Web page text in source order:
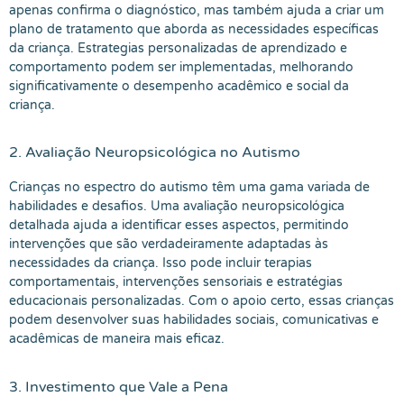
apenas confirma o diagnóstico, mas também ajuda a criar um
plano de tratamento que aborda as necessidades específicas
da criança. Estrategias personalizadas de aprendizado e
comportamento podem ser implementadas, melhorando
significativamente o desempenho acadêmico e social da
criança.
2. Avaliação Neuropsicológica no Autismo
Crianças no espectro do autismo têm uma gama variada de
habilidades e desafios. Uma avaliação neuropsicológica
detalhada ajuda a identificar esses aspectos, permitindo
intervenções que são verdadeiramente adaptadas às
necessidades da criança. Isso pode incluir terapias
comportamentais, intervenções sensoriais e estratégias
educacionais personalizadas. Com o apoio certo, essas crianças
podem desenvolver suas habilidades sociais, comunicativas e
acadêmicas de maneira mais eficaz.
3. Investimento que Vale a Pena